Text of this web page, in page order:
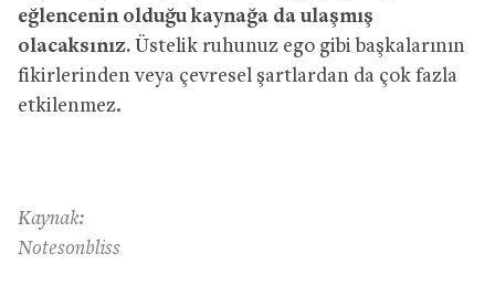
eğlencenin olduğu kaynağa da ulaşmış
olacaksınız. Üstelik ruhunuz ego gibi başkalarının
fikirlerinden veya çevresel şartlardan da çok fazla
etkilenmez.
Kaynak:
Notesonbliss